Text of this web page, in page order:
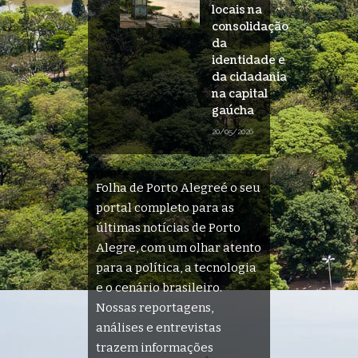
locais na
consolidação
da
identidade e
da cidadania
na capital
gaúcha
20/05/2026
Folha de Porto Alegreé o seu
portal completo para as
últimas notícias de Porto
Alegre, com um olhar atento
para a política, a tecnologia
e o cenário brasileiro.
Nossas reportagens,
análises e entrevistas
trazem informações